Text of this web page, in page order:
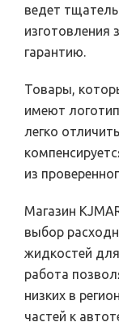
ведет
изготовления
гарантию.
Товары,
имеют
легко
из
Магазин
выбор
жидкостей
работа
низких в
частей к